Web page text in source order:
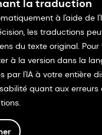
la traduction
à l'aide de
les traductions
du texte original.
à la version dans la
par l'IA à votre entière
quant aux erreurs